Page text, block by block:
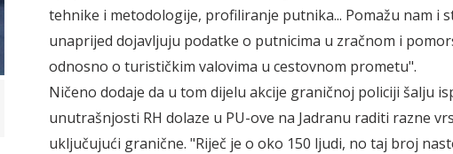
tehnike i metodologije, profiliranje putnika... Pomažu nam i
unaprijed dojavljuju podatke o putnicima u zračnom i
odnosno o turističkim valovima u cestovnom prometu".
Ničeno dodaje da u tom dijelu akcije graničnoj policiji šalju
unutrašnjosti RH dolaze u PU-ove na Jadranu raditi razne
uključujući granične. "Riječ je o oko 150 ljudi, no taj broj